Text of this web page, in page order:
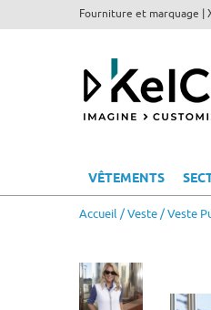
Fourniture et marquage |
VÊTEMENTS
Accueil/Veste/ Veste